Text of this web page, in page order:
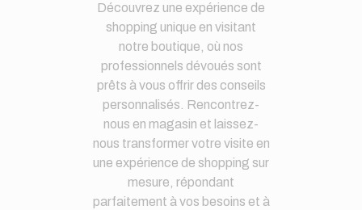
Découvrez une expérience de
shopping unique en visitant
notre boutique, où nos
professionnels dévoués sont
prêts à vous offrir des conseils
personnalisés. Rencontrez-
nous en magasin et laissez-
nous transformer votre visite en
une expérience de shopping sur
mesure, répondant
parfaitement à vos besoins et à